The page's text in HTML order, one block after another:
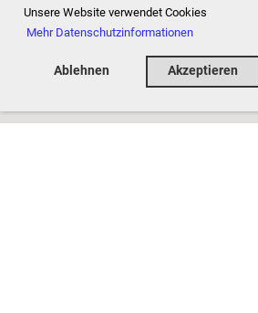
Unsere Website verwendet Cookies
Mehr Datenschutzinformationen
Ablehnen Akzeptieren